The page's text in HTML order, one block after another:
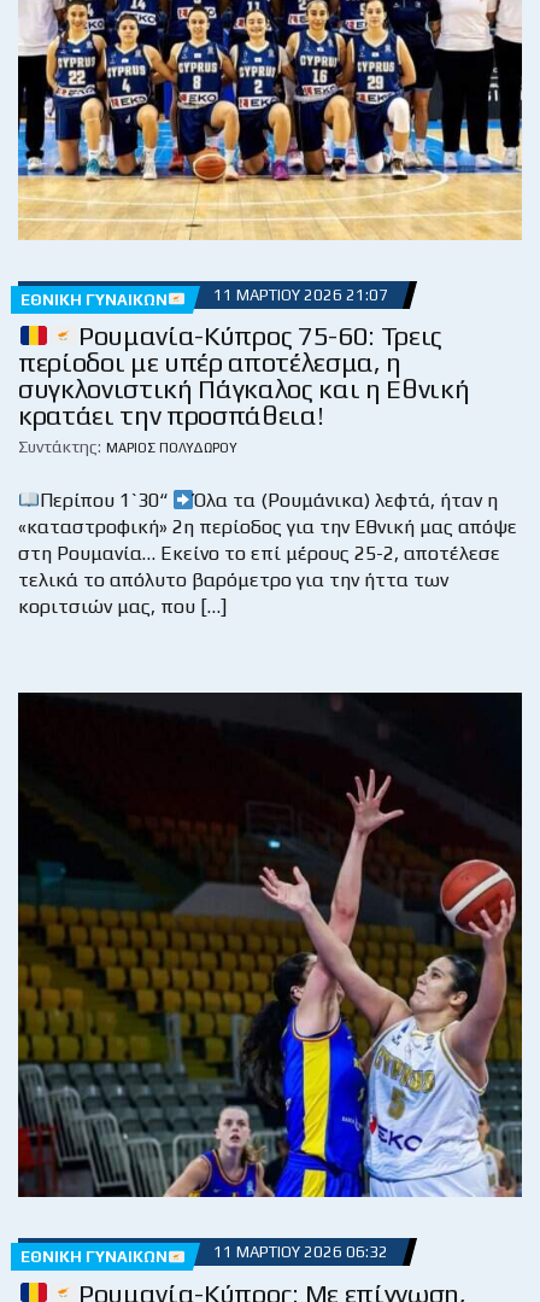
ΕΘΝΙΚΉ ΓΥΝΑΙΚΏΝ 11 ΜΑΡΤΊΟΥ 2026 21:07
Ρουμανία-Κύπρος 75-60: Τρεις
περίοδοι με υπέρ αποτέλεσμα, η
συγκλονιστική Πάγκαλος και η Εθνική
κρατάει την προσπάθεια!
Συντάκτης: ΜΆΡΙΟΣ ΠΟΛΥΔΏΡΟΥ
Περίπου 1`30“
Όλα τα (Ρουμάνικα) λεφτά, ήταν η
«καταστροφική» 2η περίοδος για την Εθνική μας απόψε
στη Ρουμανία… Εκείνο το επί μέρους 25-2, αποτέλεσε
τελικά το απόλυτο βαρόμετρο για την ήττα των
κοριτσιών μας, που […]
ΕΘΝΙΚΉ ΓΥΝΑΙΚΏΝ 11 ΜΑΡΤΊΟΥ 2026 06:32
Ρουμανία-Κύπρος: Με επίγνωση,